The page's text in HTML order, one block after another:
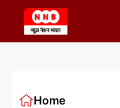
content
Home